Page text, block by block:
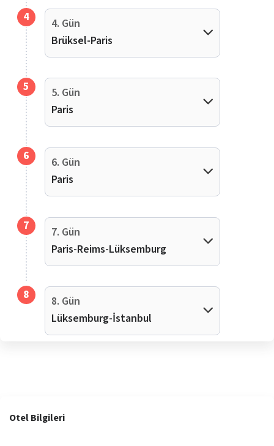
4
4. Gün
Brüksel-Paris
5
5. Gün
Paris
6
6. Gün
Paris
7
7. Gün
Paris-Reims-Lüksemburg
8
8. Gün
Lüksemburg-İstanbul
Otel Bilgileri